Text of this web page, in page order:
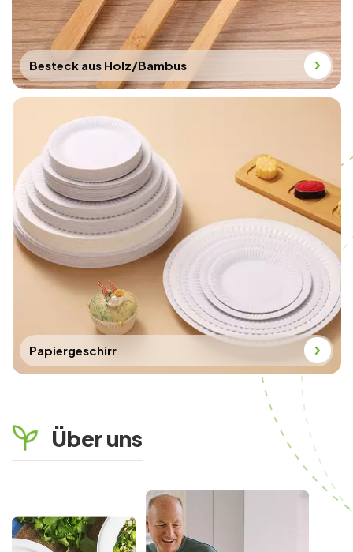
umweltfreundliches
Essen: Diese
Einwegschüssel eignet
ungezwungene
Nachhaltigkeitszielen
und bietet gleichzeitig
Komfort.Option mit
wiederverwendbarem
Deckel: Der robuste
PET-Deckel kann
wiederverwendet
werden und bietet so
eine langlebigere
Lösung zum
Mitnehmen oder zur
Aufbewahrung zu
Hause.Perfekt für
Catering und Take-
Away: Diese Schalen
sind eine großartige
Lebensmittelunternehmen
Besteck aus Holz/Bambus
Papiergeschirr
Über uns